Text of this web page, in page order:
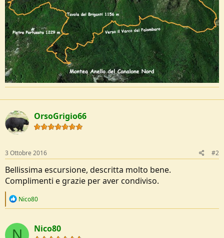
OrsoGrigio66
3 Ottobre 2016 #2
Bellissima escursione, descritta molto bene.
Complimenti e grazie per aver condiviso.
R
c
Nico80
N Nico80